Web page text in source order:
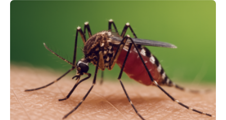
Grünalgen, die vor Hunderten von Millionen Jahren
lebten. Unter den Vorfahren sticht eine Gruppe heraus,
die noch heute in der Natur vorkommt: die
Süßwasseralge Coleochaetophyceae. Einige Arten
dieser Gruppe bilden aus Zellfäden dichte Geflechte
mit scheibenförmiger Gestalt. Was auffällig ist: Die
nächsten…